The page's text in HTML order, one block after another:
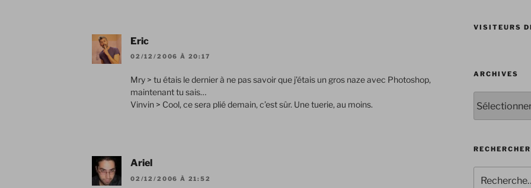
Eric
02/12/2006 À 20:17
Mry > tu étais le dernier à ne pas savoir que j’étais un gros naze avec Photoshop,
maintenant tu sais…
Vinvin > Cool, ce sera plié demain, c’est sûr. Une tuerie, au moins.
Ariel
02/12/2006 À 21:52
VISITEURS
ARCHIVES
pour